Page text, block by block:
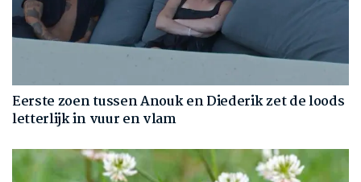
Eerste zoen tussen Anouk en Diederik zet de loods
letterlijk in vuur en vlam